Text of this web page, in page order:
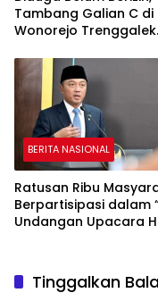
Tambang Galian C di
Wonorejo Trenggalek
BERITA NASIONAL
Ratusan Ribu
Berpartisipasi dalam
Undangan Upacara
Tinggalkan